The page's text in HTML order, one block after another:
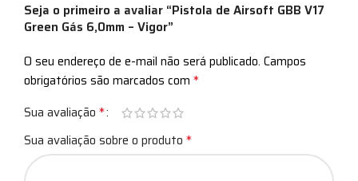
Seja o primeiro a avaliar “Pistola de Airsoft GBB V17
Green Gás 6,0mm – Vigor”
O seu endereço de e-mail não será publicado. Campos
obrigatórios são marcados com *
Sua avaliação *
Sua avaliação sobre o produto *